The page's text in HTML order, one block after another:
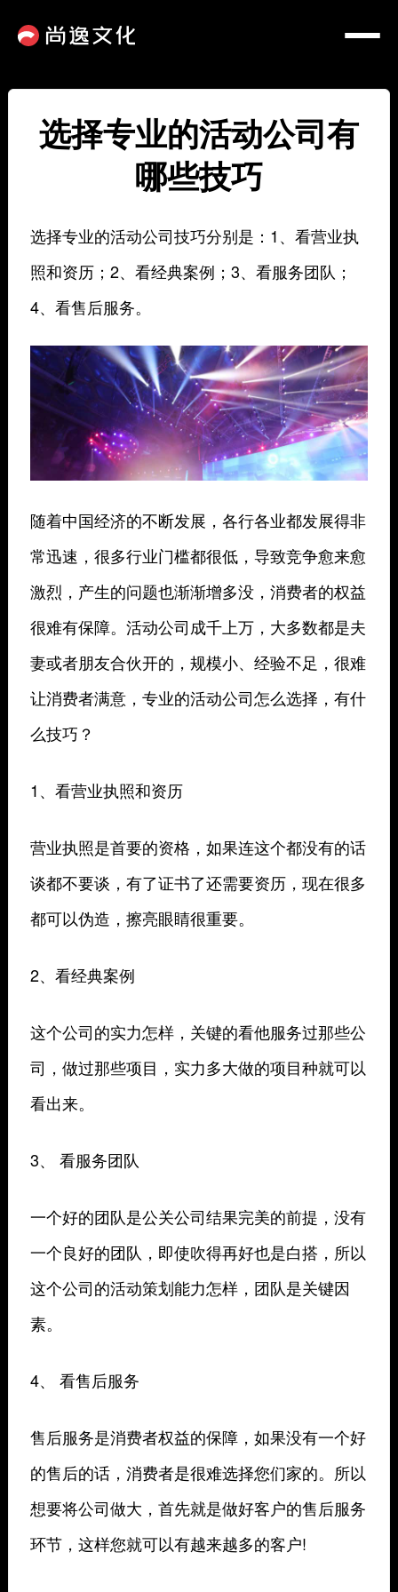
选择专业的活动公司有
哪些技巧
选择专业的活动公司技巧分别是：1、看营业执
照和资历；2、看经典案例；3、看服务团队；
4、看售后服务。
随着中国经济的不断发展，各行各业都发展得非
常迅速，很多行业门槛都很低，导致竞争愈来愈
激烈，产生的问题也渐渐增多没，消费者的权益
很难有保障。活动公司成千上万，大多数都是夫
妻或者朋友合伙开的，规模小、经验不足，很难
让消费者满意，专业的活动公司怎么选择，有什
么技巧？
1、看营业执照和资历
营业执照是首要的资格，如果连这个都没有的话
谈都不要谈，有了证书了还需要资历，现在很多
都可以伪造，擦亮眼睛很重要。
2、看经典案例
这个公司的实力怎样，关键的看他服务过那些公
司，做过那些项目，实力多大做的项目种就可以
看出来。
3、 看服务团队
一个好的团队是公关公司结果完美的前提，没有
一个良好的团队，即使吹得再好也是白搭，所以
这个公司的活动策划能力怎样，团队是关键因
素。
4、 看售后服务
售后服务是消费者权益的保障，如果没有一个好
的售后的话，消费者是很难选择您们家的。所以
想要将公司做大，首先就是做好客户的售后服务
环节，这样您就可以有越来越多的客户!